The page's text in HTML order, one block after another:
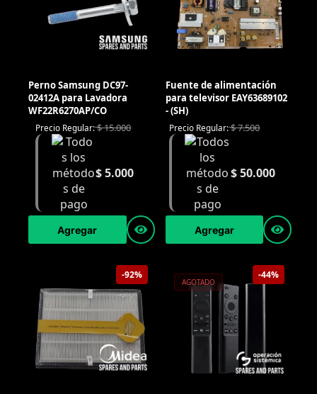
Perno Samsung DC97-
02412A para Lavadora
WF22R6270AP/CO
Precio Regular:$15.000
$5.000
Agregar
Fuente de alimentación
para televisor EAY63689102
- (SH)
Precio Regular:$7.500
$50.000
Agregar
-92% -44%
AGOTADO